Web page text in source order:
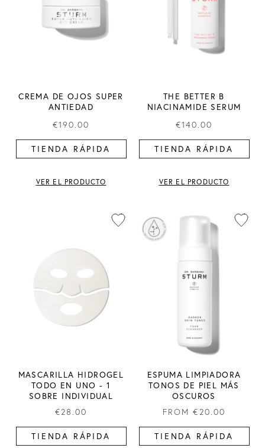
CREMA DE OJOS SUPER
ANTIEDAD
€190.00
TIENDA RÁPIDA
VER EL PRODUCTO
THE BETTER B
NIACINAMIDE SERUM
€140.00
TIENDA RÁPIDA
VER EL PRODUCTO
MASCARILLA HIDROGEL
TODO EN UNO - 1
SOBRE INDIVIDUAL
€28.00
TIENDA RÁPIDA
ESPUMA LIMPIADORA
TONOS DE PIEL MÁS
OSCUROS
FROM €20.00
TIENDA RÁPIDA